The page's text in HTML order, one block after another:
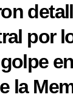
por
la